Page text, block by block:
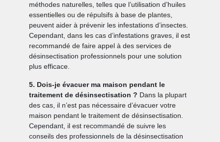
méthodes naturelles, telles que l’utilisation d’huiles
essentielles ou de répulsifs à base de plantes,
peuvent aider à prévenir les infestations d’insectes.
Cependant, dans les cas d’infestations graves, il est
recommandé de faire appel à des services de
désinsectisation professionnels pour une solution
plus efficace.
5. Dois-je évacuer ma maison pendant le
traitement de désinsectisation ? Dans la plupart
des cas, il n’est pas nécessaire d’évacuer votre
maison pendant le traitement de désinsectisation.
Cependant, il est recommandé de suivre les
conseils des professionnels de la désinsectisation